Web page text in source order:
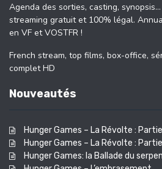
Agenda des sorties, casting,
streaming gratuit et 100% légal.
en VF et VOSTFR !
French stream, top films, box-office,
complet HD
Nouveautés
Hunger Games – La Révolte :
Hunger Games – La Révolte : Partie
Hunger Games: la Ballade du